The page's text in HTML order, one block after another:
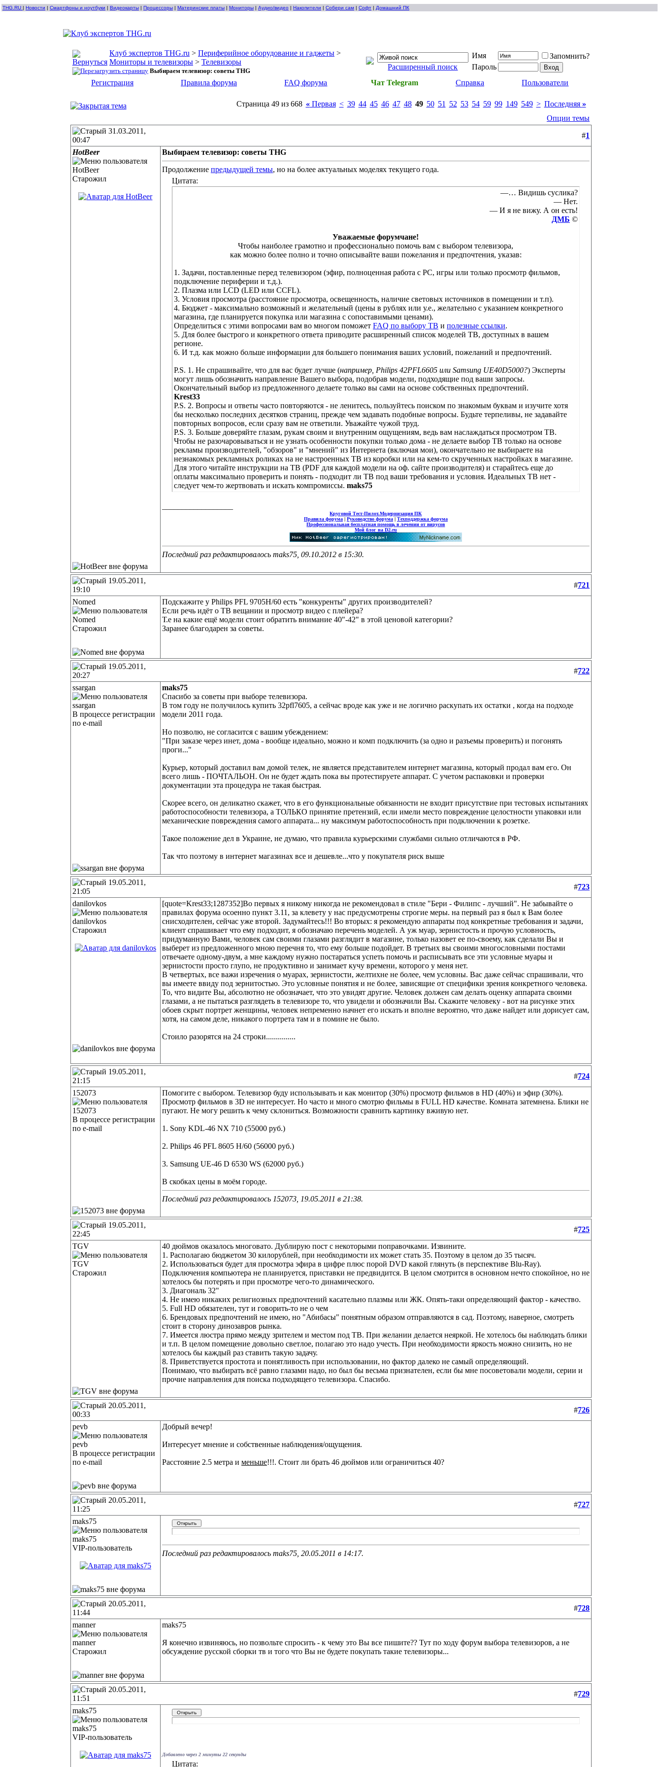
THG.RU | Новости | Смартфоны и ноутбуки | Видеокарты | Процессоры | Материнские платы | Мониторы | Аудио/видео | Накопители | Собери сам | Софт | Домашний ПК
Клуб экспертов THG.ru > Периферийное оборудование и гаджеты >
Мониторы и телевизоры > Телевизоры
Выбираем телевизор: советы THG Расширенный поиск
Имя
Запомнить?
Пароль
Регистрация
Правила форума FAQ форума Чат Telegram Справка Пользователи
Страница 49 из 668 «Первая < 39 44 45 46 47 48 49 50 51 52 53 54 59 99 149 549 > Последняя »
Опции темы
31.03.2011,
00:47
#1
HotBeer
Старожил
Выбираем телевизор: советы THG
Продолжение предыдущей темы, но на более актуальных моделях текущего года.
Цитата:
—… Видишь суслика?
— Нет.
— И я не вижу. А он есть!
ДМБ ©
Уважаемые форумчане!
Чтобы наиболее грамотно и профессионально помочь вам с выбором телевизора,
как можно более полно и точно описывайте ваши пожелания и предпочтения, указав:
1. Задачи, поставленные перед телевизором (эфир, полноценная работа с PC, игры или только просмотр фильмов,
подключение периферии и т.д.).
2. Плазма или LCD (LED или CCFL).
3. Условия просмотра (расстояние просмотра, освещенность, наличие световых источников в помещении и т.п).
4. Бюджет - максимально возможный и желательный (цены в рублях или у.е., желательно с указанием конкретного
магазина, где планируется покупка или магазина с сопоставимыми ценами).
Определиться с этими вопросами вам во многом поможет FAQ по выбору ТВ и полезные ссылки.
5. Для более быстрого и конкретного ответа приводите расширенный список моделей ТВ, доступных в вашем
регионе.
6. И т.д. как можно больше информации для большего понимания ваших условий, пожеланий и предпочтений.
P.S. 1. Не спрашивайте, что для вас будет лучше (например, Philips 42PFL6605 или Samsung UE40D5000?) Эксперты
могут лишь обозначить направление Вашего выбора, подобрав модели, подходящие под ваши запросы.
Окончательный выбор из предложенного делаете только вы сами на основе собственных предпочтений.
Krest33
P.S. 2. Вопросы и ответы часто повторяются - не ленитесь, пользуйтесь поиском по знакомым буквам и изучите хотя
бы несколько последних десятков страниц, прежде чем задавать подобные вопросы. Будьте терпеливы, не задавайте
повторных вопросов, если сразу вам не ответили. Уважайте чужой труд.
P.S. 3. Больше доверяйте глазам, рукам своим и внутренним ощущениям, ведь вам наслаждаться просмотром ТВ.
Чтобы не разочаровываться и не узнать особенности покупки только дома - не делаете выбор ТВ только на основе
рекламы производителей, "обзоров" и "мнений" из Интернета (включая мои), окончательно не выбираете на
незнакомых рекламных роликах на не настроенных ТВ из коробки или на кем-то скрученных настройках в магазине.
Для этого читайте инструкции на ТВ (PDF для каждой модели на оф. сайте производителя) и старайтесь еще до
оплаты максимально проверить и понять - подходит ли ТВ под ваши требования и условия. Идеальных ТВ нет -
следует чем-то жертвовать и искать компромиссы. maks75
Круговой Тест-Пилот.Модернизация ПК
Правила форума| Руководство форума| Техподдержка форума
Профессиональная бесплатная помощь в лечении от вирусов
Мой блог на D2.ru
Последний раз редактировалось maks75, 09.10.2012 в 15:30.
19.05.2011,
19:10
#721
Nomed
Старожил
Подскажите у Philips PFL 9705H/60 есть "конкуренты" других производителей?
Если речь идёт о ТВ вещании и просмотр видео с плейера?
Т.е на какие ещё модели стоит обратить внимание 40"-42" в этой ценовой категории?
Заранее благодарен за советы.
19.05.2011,
20:27
#722
ssargan
В процессе регистрации
по e-mail
maks75
Спасибо за советы при выборе телевизора.
В том году не получилось купить 32pfl7605, а сейчас вроде как уже и не логично раскупать их остатки , когда на подходе
модели 2011 года.
Но позволю, не согласится с вашим убеждением:
"При заказе через инет, дома - вообще идеально, можно и комп подключить (за одно и разъемы проверить) и погонять
проги..."
Курьер, который доставил вам домой телек, не является представителем интернет магазина, который продал вам его. Он
всего лишь - ПОЧТАЛЬОН. Он не будет ждать пока вы протестируете аппарат. C учетом распаковки и проверки
документации эта процедура не такая быстрая.
Скорее всего, он деликатно скажет, что в его функциональные обязанности не входит присутствие при тестовых испытаниях
работоспособности телевизора, а ТОЛЬКО принятие претензий, если имели место повреждение целостности упаковки или
механические повреждения самого аппарата... ну максимум работоспособность при подключении к розетке.
Такое положение дел в Украине, не думаю, что правила курьерскими службами сильно отличаются в РФ.
Так что поэтому в интернет магазинах все и дешевле...что у покупателя риск выше
19.05.2011,
21:05
#723
danilovkos
Старожил
[quote=Krest33;1287352]Во первых я никому никогда не рекомендовал в стиле "Бери - Филипс - лучший". Не забывайте о
правилах форума осоенно пункт 3.11, за клевету у нас предусмотрены строгие меры. на первый раз я был к Вам более
снисходителен, сейчас уже второй. Задумайтесь!!! Во вторых: я рекомендую аппараты под конкретные требования и задачи,
клиент спрашивает что ему подходит, я обозначаю перечень моделей. А уж муар, зернистость и прочую условность,
придуманную Вами, человек сам своими глазами разглядит в магазине, только назовет ее по-своему, как сделали Вы и
выберет из предложенного мною перечня то, что ему больше подойдет. В третьих вы своими многословными постами
отвечаете одному-двум, а мне каждому нужно постараться успеть помочь и расписывать все эти условные муары и
зернистости просто глупо, не продуктивно и занимает кучу времени, которого у меня нет.
В четвертых, все важи изречения о муарах, зернистости, желтихне не более, чем условны. Вас даже сейчас спрашивали, что
вы имеете ввиду под зернитостью. Это условные понятия и не более, зависящие от специфики зрения конкретного человека.
То, что видите Вы, абсолютно не обозначает, что это увидят другие. Человек должен сам делать оценку аппарата своими
глазами, а не пытаться разглядеть в телевизоре то, что увидели и обозначили Вы. Скажите человеку - вот на рисунке этих
обоев скрыт портрет женщины, человек непременно начнет его искать и вполне вероятно, что даже найдет или дорисует сам,
хотя, на самом деле, никакого портрета там и в помине не было.
Стоило разорятся на 24 строки...............
19.05.2011,
21:15
#724
152073
В процессе регистрации
по e-mail
Помогите с выбором. Телевизор буду использывать и как монитор (30%) просмотр фильмов в HD (40%) и эфир (30%).
Просмотр фильмов в 3D не интересует. Но часто и много смотрю фильмы в FULL HD качестве. Комната затемнена. Блики не
пугают. Не могу решить к чему склониться. Возможности сравнить картинку вживую нет.
1. Sony KDL-46 NX 710 (55000 руб.)
2. Philips 46 PFL 8605 H/60 (56000 руб.)
3. Samsung UE-46 D 6530 WS (62000 руб.)
В скобках цены в моём городе.
Последний раз редактировалось 152073, 19.05.2011 в 21:38.
19.05.2011,
22:45
#725
TGV
Старожил
40 дюймов оказалось многовато. Дублирую пост с некоторыми поправочками. Извините.
1. Располагаю бюджетом 30 килорублей, при необходимости их может стать 35. Поэтому в целом до 35 тысяч.
2. Использоваться будет для просмотра эфира в цифре плюс порой DVD какой глянуть (в перспективе Blu-Ray).
Подключения компьютера не планируется, приставки не предвидится. В целом смотрится в основном нечто спокойное, но не
хотелось бы потерять и при просмотре чего-то динамического.
3. Диагональ 32"
4. Не имею никаких религиозных предпочтений касательно плазмы или ЖК. Опять-таки определяющий фактор - качество.
5. Full HD обязателен, тут и говорить-то не о чем
6. Брендовых предпочтений не имею, но "Абибасы" понятным образом отправляются в сад. Поэтому, наверное, смотреть
стоит в сторону динозавров рынка.
7. Имеется люстра прямо между зрителем и местом под ТВ. При желании делается неяркой. Не хотелось бы наблюдать блики
и т.п. В целом помещение довольно светлое, полагаю это надо учесть. При необходимости яркость можно снизить, но не
хотелось бы каждый раз ставить такую задачу.
8. Приветствуется простота и понятливость при использовании, но фактор далеко не самый определяющий.
Понимаю, что выбирать всё равно глазами надо, но был бы весьма признателен, если бы мне посоветовали модели, серии и
прочие направления для поиска подходящего телевизора. Спасибо.
20.05.2011,
00:33
#726
pevb
В процессе регистрации
по e-mail
Добрый вечер!
Интересует мнение и собственные наблюдения/ощущения.
Расстояние 2.5 метра и меньше!!!. Стоит ли брать 46 дюймов или ограничиться 40?
20.05.2011,
11:25
#727
maks75
VIP-пользователь
Последний раз редактировалось maks75, 20.05.2011 в 14:17.
20.05.2011,
11:44
#728
manner
Старожил
maks75
Я конечно извиняюсь, но позвольте спросить - к чему это Вы все пишите?? Тут по ходу форум выбора телевизоров, а не
обсуждение русской сборки тв и того что Вы не будете покупать такие телевизоры...
20.05.2011,
11:51
#729
maks75
VIP-пользователь
Добавлено через 2 минуты 22 секунды
Цитата: